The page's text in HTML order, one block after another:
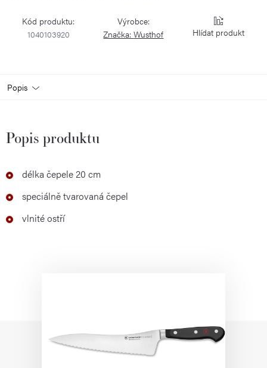
Kód produktu:
1040103920
Výrobce:
Značka:Wusthof Hlídat
Popis
Popis produktu
délka čepele 20 cm
speciálně tvarovaná čepel
vlnité ostří